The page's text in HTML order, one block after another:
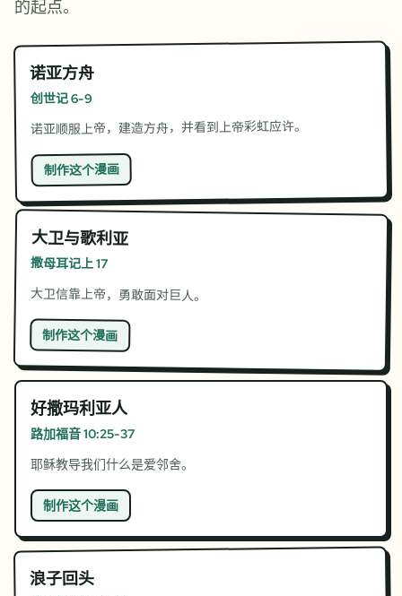
的起点。
诺亚方舟
创世记 6-9
诺亚顺服上帝，建造方舟，并看到上帝彩虹应许。
制作这个漫画
大卫与歌利亚
撒母耳记上 17
大卫信靠上帝，勇敢面对巨人。
制作这个漫画
好撒玛利亚人
路加福音 10:25-37
耶稣教导我们什么是爱邻舍。
制作这个漫画
浪子回头